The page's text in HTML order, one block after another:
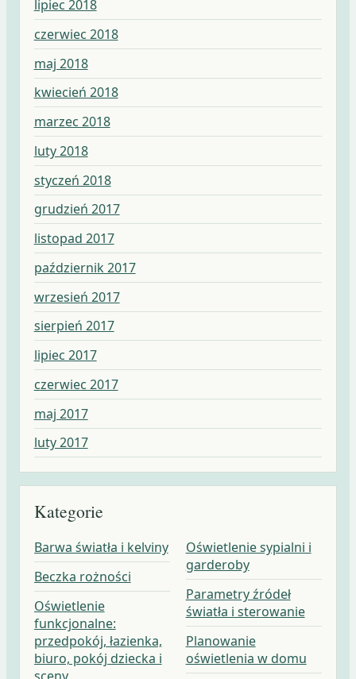
lipiec 2018
czerwiec 2018
maj 2018
kwiecień 2018
marzec 2018
luty 2018
styczeń 2018
grudzień 2017
listopad 2017
październik 2017
wrzesień 2017
sierpień 2017
lipiec 2017
czerwiec 2017
maj 2017
luty 2017
Kategorie
Barwa światła i kelviny
Beczka rożności
Oświetlenie
funkcjonalne:
przedpokój, łazienka,
biuro, pokój dziecka i
Oświetlenie sypialni i
garderoby
Parametry źródeł
światła i sterowanie
Planowanie
oświetlenia w domu